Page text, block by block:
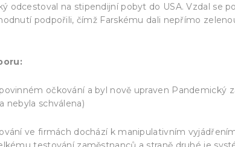
odcestoval na stipendijní pobyt do USA. Vzdal se
podpořili, čímž Farskému dali nepřímo
očkování a byl nově upraven Pandemický
nebyla schválena)
ve firmách dochází k manipulativním